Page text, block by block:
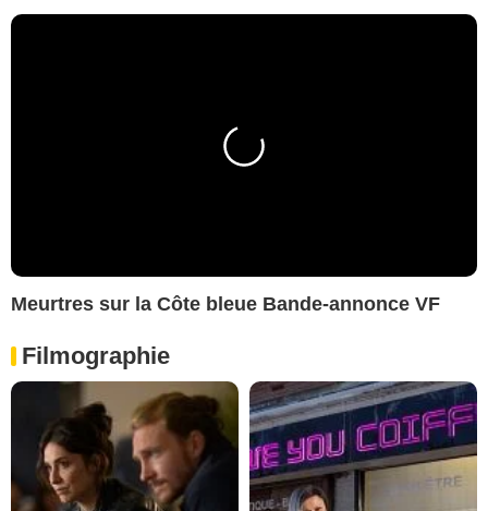
Meurtres sur la Côte bleue Bande-annonce VF
Filmographie